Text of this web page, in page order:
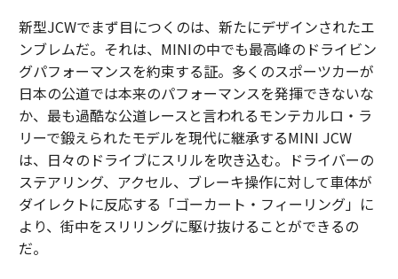
新型JCWでまず目につくのは、新たにデザインされたエ
ンブレムだ。それは、MINIの中でも最高峰のドライビン
グパフォーマンスを約束する証。多くのスポーツカーが
日本の公道では本来のパフォーマンスを発揮できないな
か、最も過酷な公道レースと言われるモンテカルロ・ラ
リーで鍛えられたモデルを現代に継承するMINI JCW
は、日々のドライブにスリルを吹き込む。ドライバーの
ステアリング、アクセル、ブレーキ操作に対して車体が
ダイレクトに反応する「ゴーカート・フィーリング」に
より、街中をスリリングに駆け抜けることができるの
だ。